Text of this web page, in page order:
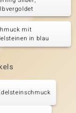
mit
in blau